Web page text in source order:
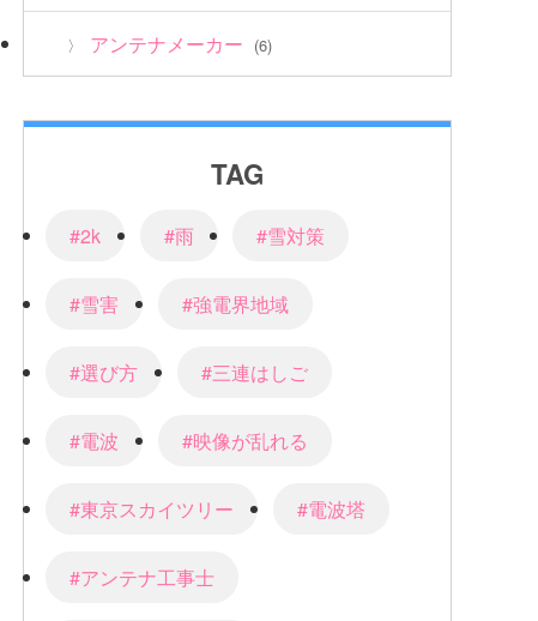
アンテナメーカー (6)
TAG
#2k #雨 #雪対策
#雪害 #強電界地域
#選び方 #三連はしご
#電波 #映像が乱れる
#東京スカイツリー #電波塔
#アンテナ工事士